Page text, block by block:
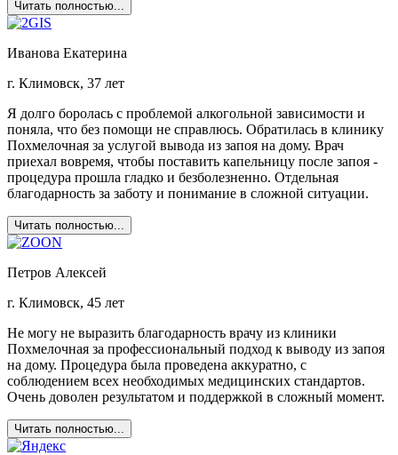
Читать полностью...
Иванова Екатерина
г. Климовск, 37 лет
Я долго боролась с проблемой алкогольной зависимости и
поняла, что без помощи не справлюсь. Обратилась в клинику
Похмелочная за услугой вывода из запоя на дому. Врач
приехал вовремя, чтобы поставить капельницу после запоя -
процедура прошла гладко и безболезненно. Отдельная
благодарность за заботу и понимание в сложной ситуации.
Читать полностью...
Петров Алексей
г. Климовск, 45 лет
Не могу не выразить благодарность врачу из клиники
Похмелочная за профессиональный подход к выводу из запоя
на дому. Процедура была проведена аккуратно, с
соблюдением всех необходимых медицинских стандартов.
Очень доволен результатом и поддержкой в сложный момент.
Читать полностью...